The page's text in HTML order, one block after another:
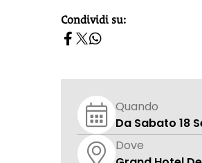
homepage h2
Condividi su:
Quando
Da Sabato 18
Dove